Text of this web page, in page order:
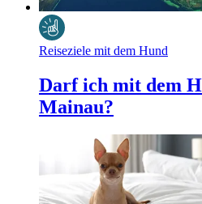
Reiseziele mit dem Hund
Darf ich mit dem
Mainau?